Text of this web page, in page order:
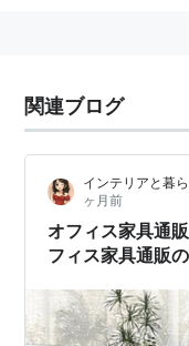
関連ブログ
インテリアと暮
ヶ月前
オフィス家具通
フィス家具通販